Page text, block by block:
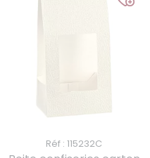
Réf : 115232C